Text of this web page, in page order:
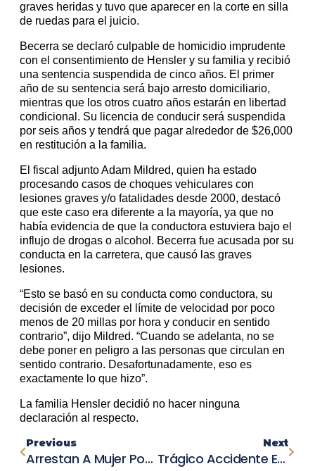
graves heridas y tuvo que aparecer en la corte en silla
de ruedas para el juicio.
Becerra se declaró culpable de homicidio imprudente
con el consentimiento de Hensler y su familia y recibió
una sentencia suspendida de cinco años. El primer
año de su sentencia será bajo arresto domiciliario,
mientras que los otros cuatro años estarán en libertad
condicional. Su licencia de conducir será suspendida
por seis años y tendrá que pagar alrededor de $26,000
en restitución a la familia.
El fiscal adjunto Adam Mildred, quien ha estado
procesando casos de choques vehiculares con
lesiones graves y/o fatalidades desde 2000, destacó
que este caso era diferente a la mayoría, ya que no
había evidencia de que la conductora estuviera bajo el
influjo de drogas o alcohol. Becerra fue acusada por su
conducta en la carretera, que causó las graves
lesiones.
“Esto se basó en su conducta como conductora, su
decisión de exceder el límite de velocidad por poco
menos de 20 millas por hora y conducir en sentido
contrario”, dijo Mildred. “Cuando se adelanta, no se
debe poner en peligro a las personas que circulan en
sentido contrario. Desafortunadamente, eso es
exactamente lo que hizo”.
La familia Hensler decidió no hacer ninguna
declaración al respecto.
Previous
Arrestan A Mujer Por Posesión Criminal De Propiedad Robada Y Operación No Autorizada De Un Vehículo Motorizado Después De Accidente En Washington Heights
Next
Trágico Accidente En Fort Smith: Un Automóvil Choca Contra Una Camioneta Pick-Up, Dejando Un Muerto